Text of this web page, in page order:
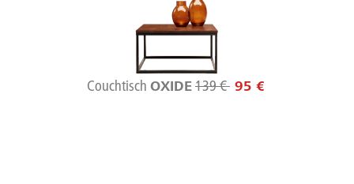
Couchtisch OXIDE139 € 95 €